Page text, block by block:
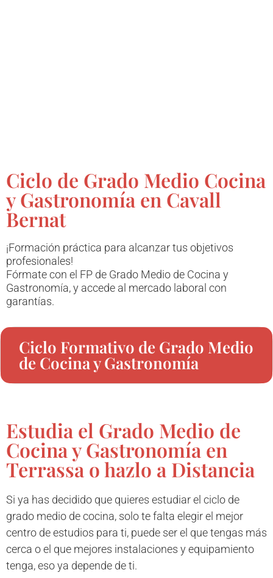
Ciclo de Grado Medio Cocina
y Gastronomía en Cavall
Bernat
¡Formación práctica para alcanzar tus objetivos
profesionales!
Fórmate con el FP de Grado Medio de Cocina y
Gastronomía, y accede al mercado laboral con
garantías.
Ciclo Formativo de Grado Medio
de Cocina y Gastronomía
Estudia el Grado Medio de
Cocina y Gastronomía en
Terrassa o hazlo a Distancia
Si ya has decidido que quieres estudiar el ciclo de
grado medio de cocina, solo te falta elegir el mejor
centro de estudios para ti, puede ser el que tengas más
cerca o el que mejores instalaciones y equipamiento
tenga, eso ya depende de ti.